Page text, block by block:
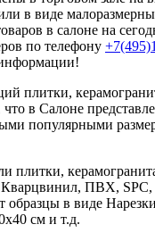
в виде
в салоне на
по телефону
плитки,
в Салоне
популярными
плитки,
ПВХ, SPC,
образцы в виде
см и т.д.